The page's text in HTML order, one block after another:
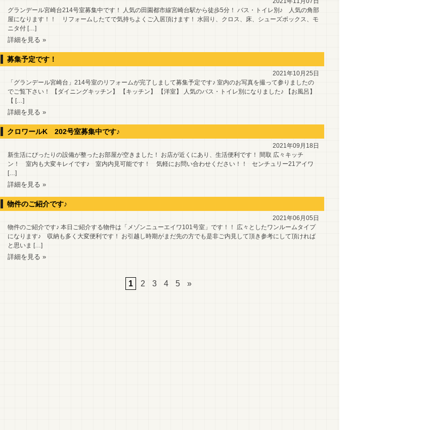
グランデール宮崎台214号室募集中です！ 人気の田園都市線宮崎台駅から徒歩5分！ バス・トイレ別♪ 人気の角部
屋になります！！ リフォームしたてで気持ちよくご入居頂けます！ 水回り、クロス、床、シューズボックス、モ
ニタ付 […]
詳細を見る »
募集予定です！
2021年10月25日
「グランデール宮崎台」214号室のリフォームが完了しまして募集予定です♪ 室内のお写真を撮って参りましたの
でご覧下さい！ 【ダイニングキッチン】 【キッチン】 【洋室】 人気のバス・トイレ別になりました♪ 【お風呂】
【 […]
詳細を見る »
クロワールK 202号室募集中です♪
2021年09月18日
新生活にぴったりの設備が整ったお部屋が空きました！ お店が近くにあり、生活便利です！ 間取 広々キッチ
ン！ 室内も大変キレイです♪ 室内内見可能です！ 気軽にお問い合わせください！！ センチュリー21アイワ
[…]
詳細を見る »
物件のご紹介です♪
2021年06月05日
物件のご紹介です♪ 本日ご紹介する物件は「メゾンニューエイワ101号室」です！！ 広々としたワンルームタイプ
になります♪ 収納も多く大変便利です！ お引越し時期がまだ先の方でも是非ご内見して頂き参考にして頂ければ
と思いま […]
詳細を見る »
1 2 3 4 5 »